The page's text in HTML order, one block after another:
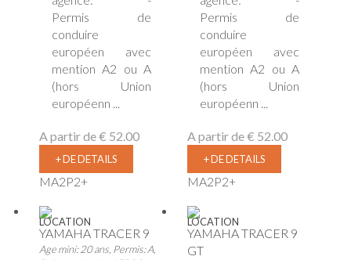
Permis de
conduire
européen avec
mention A2 ou A
(hors Union
européenn ...
A partir de€ 52.00
+ DE DETAILS
MA2P2+
Permis de
conduire
européen avec
mention A2 ou A
(hors Union
européenn ...
A partir de€ 52.00
+ DE DETAILS
MA2P2+
LOCATION
YAMAHA TRACER 9
Age mini: 20 ans, Permis: A,
LOCATION
YAMAHA TRACER 9
GT